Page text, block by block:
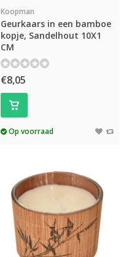
Koopman
Geurkaars in een bamboe
kopje, Sandelhout 10X1
CM
€8,05
Op voorraad